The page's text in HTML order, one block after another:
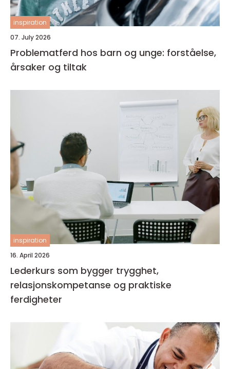
inspiration
07. July 2026
Problematferd hos barn og unge: forståelse,
årsaker og tiltak
inspiration
16. April 2026
Lederkurs som bygger trygghet,
relasjonskompetanse og praktiske
ferdigheter